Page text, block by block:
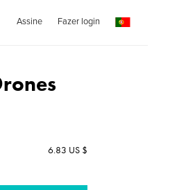
Assine Fazer login
6.83 US $